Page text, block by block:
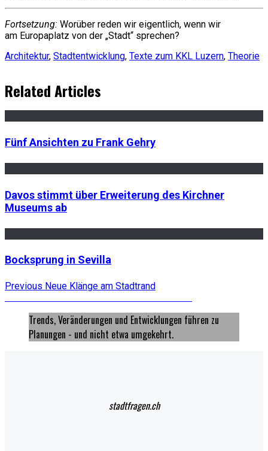
Fortsetzung: Worüber reden wir eigentlich, wenn wir
am Europaplatz von der „Stadt“ sprechen?
Architektur, Stadtentwicklung, Texte zum KKL Luzern, Theorie
Related Articles
Fünf Ansichten zu Frank Gehry
Davos stimmt über Erweiterung des Kirchner
Museums ab
Bocksprung in Sevilla
Beitragsnavigation
Previous Previous
Neue Klänge am Stadtrand
Trends, Veränderungen und Entwicklungen führen zu
Planungen - und nicht etwa umgekehrt.
stadtfragen.ch